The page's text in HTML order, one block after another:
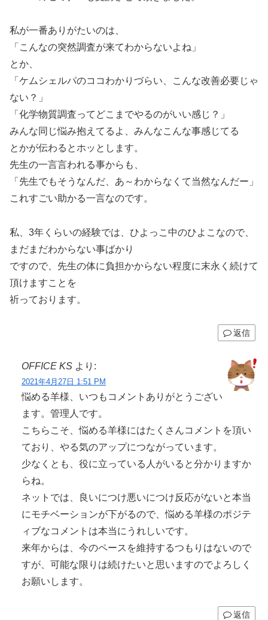
私が一番ありがたいのは、
「こんなの突然調査が来てわからないよね」
とか、
「ケムシェルパのココわかりづらい、こんな改善必要じゃ
ない？」
「化学物質調査ってどこまでやるのがいい感じ？」
みんな同じ悩み抱えてるよ、みんなこんな事感じてる
とかが伝わるとホッとします。
先生の一言言われる事からも、
「先生でもそうなんだ、あ～わからなくて当然なんだー」
これすごい助かる一言なのです。
私、3年くらいの経験では、ひよっこ中のひよこなので、
まだまだわからない事ばかり
ですので、先生の体に負担かからない程度に末永く続けて
頂けますことを
祈っております。
返信
OFFICE KS より:
2021年4月27日 1:51 PM
悩める羊様、いつもコメントありがとうござい
ます。管理人です。
こちらこそ、悩める羊様にはたくさんコメントを頂い
ており、やる気のアップにつながっています。
少なくとも、役に立っている人がいると分かりますか
らね。
ネットでは、良いにつけ悪いにつけ反応がないと本当
にモチベーションが下がるので、悩める羊様のポジテ
ィブなコメントは本当にうれしいです。
来年からは、今のペースを維持するつもりはないので
すが、可能な限りは続けたいと思いますのでよろしく
お願いします。
返信